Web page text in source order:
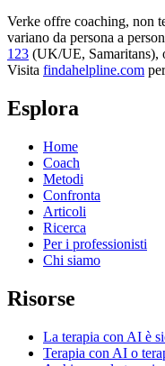
Verke offre coaching, non
variano da persona a
123 (UK/UE, Samaritans),
Visita findahelpline.com
Esplora
Home
Coach
Metodi
Confronta
Articoli
Ricerca
Per i professionisti
Chi siamo
Risorse
La terapia con AI è
Terapia con AI o